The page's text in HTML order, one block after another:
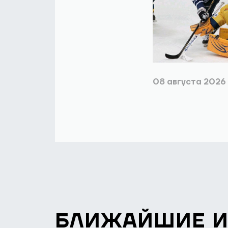
08 августа 2026
БЛИЖАЙШИЕ